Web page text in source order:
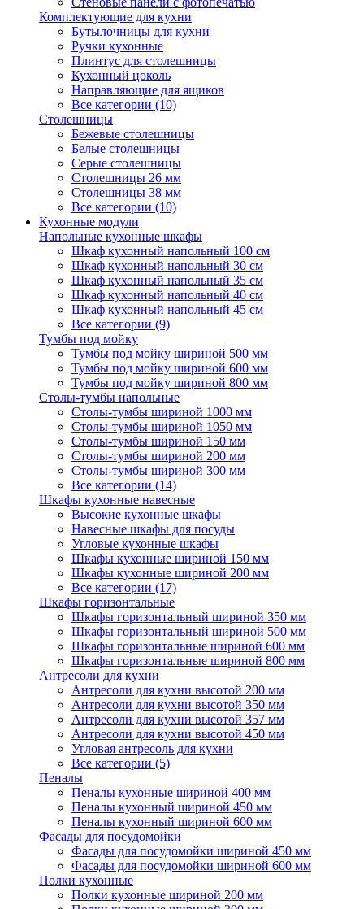
Комплектующие для кухни
Бутылочницы для кухни
Ручки кухонные
Плинтус для столешницы
Кухонный цоколь
Направляющие для ящиков
Все категории (10)
Столешницы
Бежевые столешницы
Белые столешницы
Серые столешницы
Столешницы 26 мм
Столешницы 38 мм
Все категории (10)
Кухонные модули
Напольные кухонные шкафы
Шкаф кухонный напольный 100 см
Шкаф кухонный напольный 30 см
Шкаф кухонный напольный 35 см
Шкаф кухонный напольный 40 см
Шкаф кухонный напольный 45 см
Все категории (9)
Тумбы под мойку
Тумбы под мойку шириной 500 мм
Тумбы под мойку шириной 600 мм
Тумбы под мойку шириной 800 мм
Столы-тумбы напольные
Столы-тумбы шириной 1000 мм
Столы-тумбы шириной 1050 мм
Столы-тумбы шириной 150 мм
Столы-тумбы шириной 200 мм
Столы-тумбы шириной 300 мм
Все категории (14)
Шкафы кухонные навесные
Высокие кухонные шкафы
Навесные шкафы для посуды
Угловые кухонные шкафы
Шкафы кухонные шириной 150 мм
Шкафы кухонные шириной 200 мм
Все категории (17)
Шкафы горизонтальные
Шкафы горизонтальный шириной 350 мм
Шкафы горизонтальный шириной 500 мм
Шкафы горизонтальные шириной 600 мм
Шкафы горизонтальные шириной 800 мм
Антресоли для кухни
Антресоли для кухни высотой 200 мм
Антресоли для кухни высотой 350 мм
Антресоли для кухни высотой 357 мм
Антресоли для кухни высотой 450 мм
Угловая антресоль для кухни
Все категории (5)
Пеналы
Пеналы кухонные шириной 400 мм
Пеналы кухонный шириной 450 мм
Пеналы кухонный шириной 600 мм
Фасады для посудомойки
Фасады для посудомойки шириной 450 мм
Фасады для посудомойки шириной 600 мм
Полки кухонные
Полки кухонные шириной 200 мм